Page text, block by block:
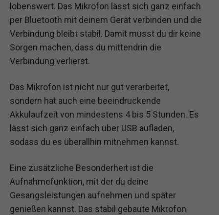
lobenswert. Das Mikrofon lässt sich ganz einfach
per Bluetooth mit deinem Gerät verbinden und die
Verbindung bleibt stabil. Damit musst du dir keine
Sorgen machen, dass du mittendrin die
Verbindung verlierst.
Das Mikrofon ist nicht nur gut verarbeitet,
sondern hat auch eine beeindruckende
Akkulaufzeit von mindestens 4 bis 5 Stunden. Es
lässt sich ganz einfach über USB aufladen,
sodass du es überallhin mitnehmen kannst.
Eine zusätzliche Besonderheit ist die
Aufnahmefunktion, mit der du deine
Gesangsleistungen aufnehmen und später
genießen kannst. Das stabil gebaute Mikrofon